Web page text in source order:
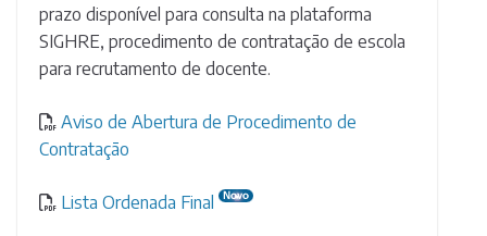
prazo disponível para consulta na plataforma
SIGHRE, procedimento de contratação de escola
para recrutamento de docente.
Aviso de Abertura de Procedimento de
Contratação
Lista Ordenada Final